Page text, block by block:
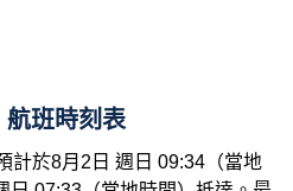
航班時刻表
計於8月2日 週日 09:34（當地